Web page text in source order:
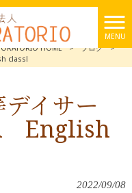
MENU
HOME
> ブログ
>
class!
イサー
English
2022/09/08